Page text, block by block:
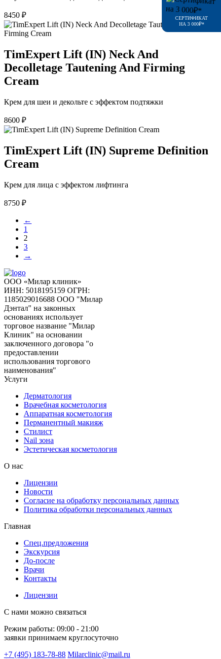
8450 ₽
TimExpert Lift (IN) Neck And
Decolletage Tautening And Firming
Cream
Крем для шеи и декольте с эффектом подтяжки
8600 ₽
TimExpert Lift (IN) Supreme Definition
Cream
Крем для лица с эффектом лифтинга
8750 ₽
←
1
2
3
→
ООО «Милар клиник»
ИНН: 5018195159 ОГРН:
1185029016688 ООО "Милар
Дэнтал" на законных
основаниях использует
торговое название "Милар
Клиник" на основании
заключенного договора "о
предоставлении
использования торгового
наименования"
Услуги
Дерматология
Врачебная косметология
Аппаратная косметология
Перманентный макияж
Стилист
Nail зона
Эстетическая косметология
О нас
Лицензии
Новости
Согласие на обработку персональных данных
Политика обработки персональных данных
Главная
Спец.предложения
Экскурсия
До-после
Врачи
Контакты
Лицензии
С нами можно связаться
Режим работы: 09:00 - 21:00
заявки принимаем круглосуточно
+7 (495) 183-78-88 Milarclinic@mail.ru
СЕРТИФИКАТ
НА 3 000₽*